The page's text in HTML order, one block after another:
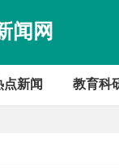
闻网
点新闻 教育科